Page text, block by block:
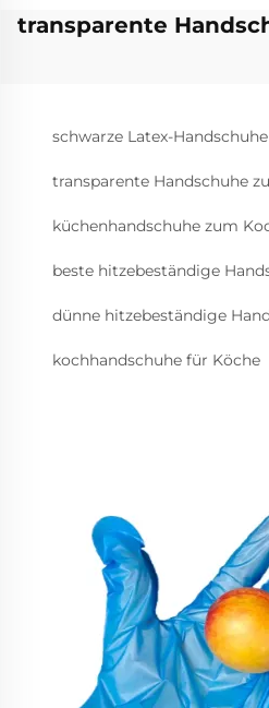
transparente
schwarze Latex-
transparente Handschuhe
küchenhandschuhe zum
beste hitzebeständige
dünne hitzebeständige
kochhandschuhe für Köche